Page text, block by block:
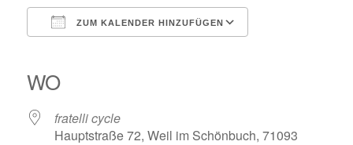
ZUM KALENDER HINZUFÜGEN
WO
fratelli cycle
Hauptstraße 72, Weil im Schönbuch, 71093